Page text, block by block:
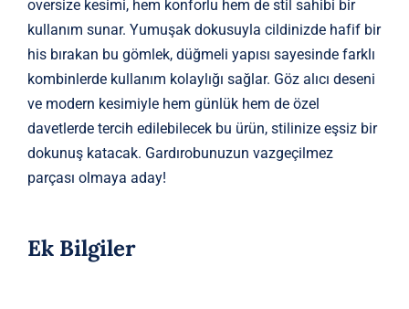
oversize kesimi, hem konforlu hem de stil sahibi bir
kullanım sunar. Yumuşak dokusuyla cildinizde hafif bir
his bırakan bu gömlek, düğmeli yapısı sayesinde farklı
kombinlerde kullanım kolaylığı sağlar. Göz alıcı deseni
ve modern kesimiyle hem günlük hem de özel
davetlerde tercih edilebilecek bu ürün, stilinize eşsiz bir
dokunuş katacak. Gardırobunuzun vazgeçilmez
parçası olmaya aday!
Ek Bilgiler